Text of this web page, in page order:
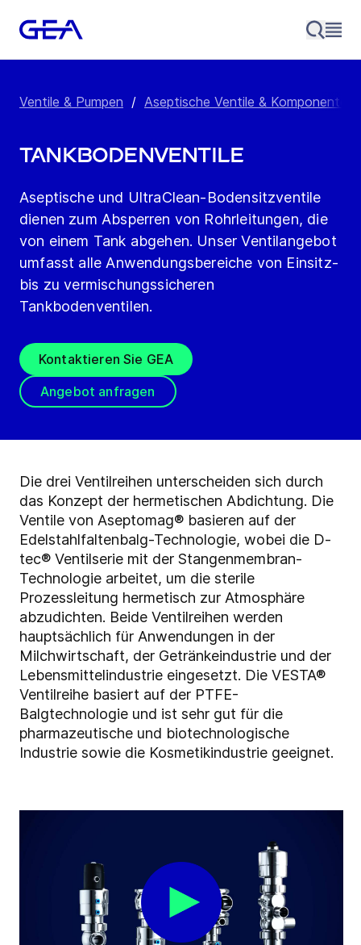
Ventile & Pumpen / Aseptische Ventile & Komponenten
Tankbodenventile
Aseptische und UltraClean-Bodensitzventile
dienen zum Absperren von Rohrleitungen, die
von einem Tank abgehen. Unser Ventilangebot
umfasst alle Anwendungsbereiche von Einsitz-
bis zu vermischungssicheren
Tankbodenventilen.
Kontaktieren Sie GEA
Angebot anfragen
Die drei Ventilreihen unterscheiden sich durch
das Konzept der hermetischen Abdichtung. Die
Ventile von Aseptomag® basieren auf der
Edelstahlfaltenbalg-Technologie, wobei die D-
tec® Ventilserie mit der Stangenmembran-
Technologie arbeitet, um die sterile
Prozessleitung hermetisch zur Atmosphäre
abzudichten. Beide Ventilreihen werden
hauptsächlich für Anwendungen in der
Milchwirtschaft, der Getränkeindustrie und der
Lebensmittelindustrie eingesetzt. Die VESTA®
Ventilreihe basiert auf der PTFE-
Balgtechnologie und ist sehr gut für die
pharmazeutische und biotechnologische
Industrie sowie die Kosmetikindustrie geeignet.